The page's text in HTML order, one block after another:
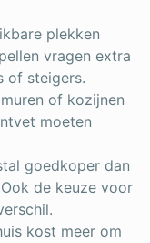
plekken
vragen extra
of steigers.
of kozijnen
moeten
goedkoper dan
de keuze voor
kost meer om